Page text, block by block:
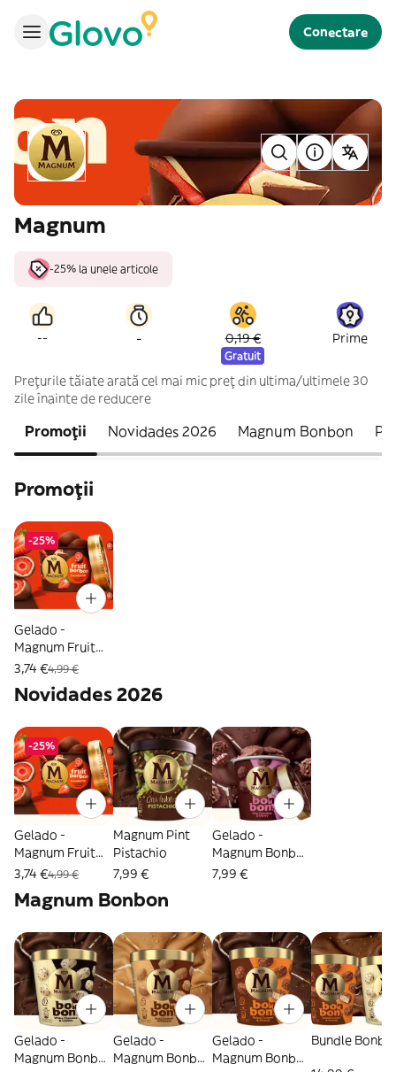
Conectare
Magnum
-25% la unele articole
-- - 0,19 €
Gratuit
Prime
Prețurile tăiate arată cel mai mic preț din ultima/ultimele 30
zile înainte de reducere
Promoții Novidades 2026 Magnum Bonbon
Promoții
-25%
Gelado -
Magnum Fruit
Bonbon
Strawberry
3,74 €4,99 €
Novidades 2026
-25%
Gelado -
Magnum Fruit
Bonbon
3,74 €4,99 €
Magnum Pint
Pistachio
7,99 €
Gelado -
Magnum Bonbon
Chocolate &
7,99 €
Magnum Bonbon
Gelado -
Magnum Bonbon
Gelado -
Magnum Bonbon
Gelado -
Magnum Bonbon
Bundle